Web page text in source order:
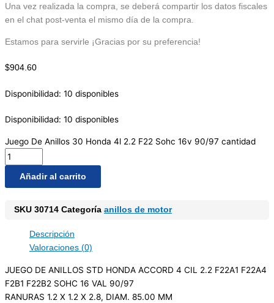
Una vez realizada la compra, se deberá compartir los datos fiscales
en el chat post-venta el mismo día de la compra.
Estamos para servirle ¡Gracias por su preferencia!
$904.60
Disponibilidad: 10 disponibles
Disponibilidad: 10 disponibles
Juego De Anillos 30 Honda 4l 2.2 F22 Sohc 16v 90/97 cantidad
Añadir al carrito
SKU 30714 Categoría anillos de motor
Descripción
Valoraciones (0)
JUEGO DE ANILLOS STD HONDA ACCORD 4 CIL 2.2 F22A1 F22A4
F2B1 F22B2 SOHC 16 VAL 90/97
RANURAS 1.2 X 1.2 X 2.8, DIAM. 85.00 MM